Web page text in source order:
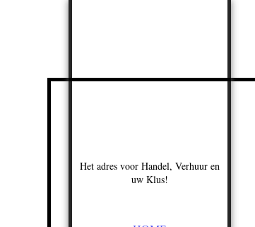
Het adres voor Handel, Verhuur en
uw Klus!